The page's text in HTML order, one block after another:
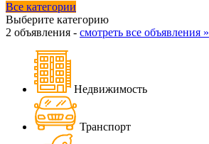
Все категории
Выберите категорию
2 объявления - смотреть все объявления »
Недвижимость
Транспорт